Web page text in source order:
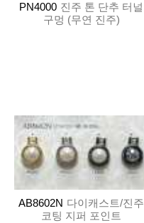
PN4000 진주 톤 단추 터널
구멍 (무연 진주)
AB8602N 다이캐스트/진주
코팅 지퍼 포인트